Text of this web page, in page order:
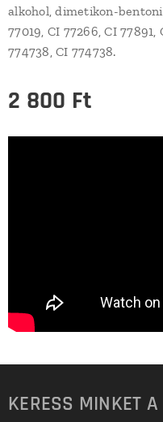
alkohol, dimetikon-
77019, CI 77266, CI 77891,
774738, CI 774738.
2 800 Ft
KERESS MINKET